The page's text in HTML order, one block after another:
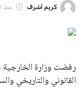
اقتصاد
اخبار الرياضة
منوعات
كريم أشرف منذ 2 أشهر
رفضت وزارة الخارجية
القانوني والتاريخي